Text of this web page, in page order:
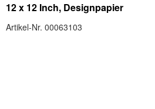
12 x 12 Inch, Designpapier
Artikel-Nr. 00063103